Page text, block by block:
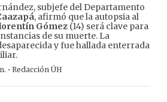
subjefe del Departamento
, afirmó que la autopsia al
Gómez (14) será clave para
de su muerte. La
y fue hallada enterrada
· Redacción ÚH